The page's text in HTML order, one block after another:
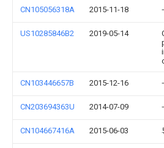
CN105056318A 2015-11-18
US10285846B2 2019-05-14
CN103446657B 2015-12-16
CN203694363U 2014-07-09
CN104667416A 2015-06-03